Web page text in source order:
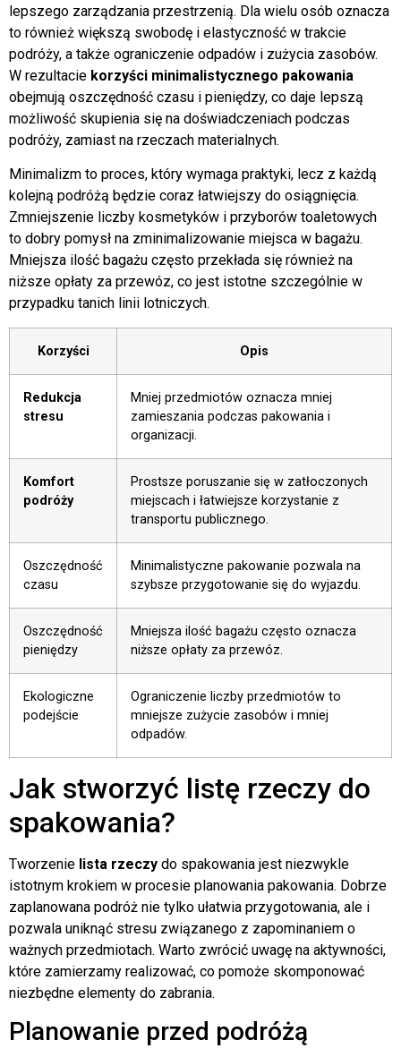
lepszego zarządzania przestrzenią. Dla wielu osób oznacza
to również większą swobodę i elastyczność w trakcie
podróży, a także ograniczenie odpadów i zużycia zasobów.
W rezultacie korzyści minimalistycznego pakowania
obejmują oszczędność czasu i pieniędzy, co daje lepszą
możliwość skupienia się na doświadczeniach podczas
podróży, zamiast na rzeczach materialnych.
Minimalizm to proces, który wymaga praktyki, lecz z każdą
kolejną podróżą będzie coraz łatwiejszy do osiągnięcia.
Zmniejszenie liczby kosmetyków i przyborów toaletowych
to dobry pomysł na zminimalizowanie miejsca w bagażu.
Mniejsza ilość bagażu często przekłada się również na
niższe opłaty za przewóz, co jest istotne szczególnie w
przypadku tanich linii lotniczych.
Korzyści Opis
Redukcja
stresu
Mniej przedmiotów oznacza mniej
zamieszania podczas pakowania i
organizacji.
Komfort
podróży
Prostsze poruszanie się w zatłoczonych
miejscach i łatwiejsze korzystanie z
transportu publicznego.
Oszczędność
czasu
Minimalistyczne pakowanie pozwala na
szybsze przygotowanie się do wyjazdu.
Oszczędność
pieniędzy
Mniejsza ilość bagażu często oznacza
niższe opłaty za przewóz.
Ekologiczne
podejście
Ograniczenie liczby przedmiotów to
mniejsze zużycie zasobów i mniej
odpadów.
Jak stworzyć listę rzeczy do
spakowania?
Tworzenie lista rzeczy do spakowania jest niezwykle
istotnym krokiem w procesie planowania pakowania. Dobrze
zaplanowana podróż nie tylko ułatwia przygotowania, ale i
pozwala uniknąć stresu związanego z zapominaniem o
ważnych przedmiotach. Warto zwrócić uwagę na aktywności,
które zamierzamy realizować, co pomoże skomponować
niezbędne elementy do zabrania.
Planowanie przed podróżą